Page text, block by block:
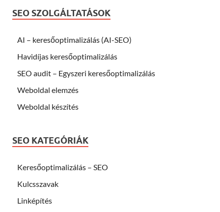
SEO SZOLGÁLTATÁSOK
AI – keresőoptimalizálás (AI-SEO)
Havidíjas keresőoptimalizálás
SEO audit – Egyszeri keresőoptimalizálás
Weboldal elemzés
Weboldal készítés
SEO KATEGÓRIÁK
Keresőoptimalizálás – SEO
Kulcsszavak
Linképítés